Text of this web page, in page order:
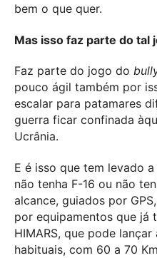
bem o que quer.
Mas isso faz parte do tal
Faz parte do jogo do
pouco ágil também por
escalar para patamares
guerra ficar confinada
Ucrânia.
E é isso que tem levado
não tenha F-16 ou não
alcance, guiados por
por equipamentos que já
HIMARS, que pode
habituais, com 60 a 70